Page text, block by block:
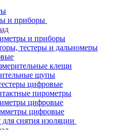
и приборы
и приборы
тестеры и дальномеры
клещи
щупы
цифровые
пирометры
цифровые
цифровые
снятия изоляции